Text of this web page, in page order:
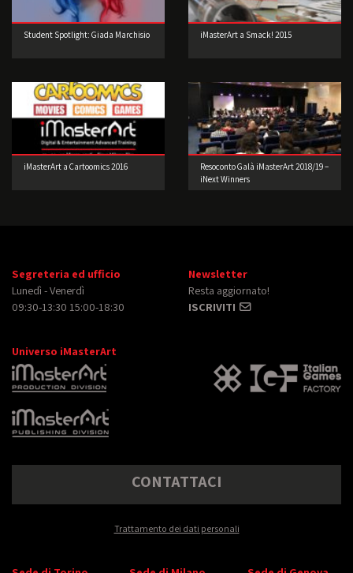
Student Spotlight: Giada Marchisio iMasterArt a Smack! 2015
iMasterArt a Cartoomics 2016
Resoconto Galà iMasterArt 2018/19 –
iNext Winners
Segreteria ed ufficio
Lunedì - Venerdì
09:30-13:30 15:00-18:30
Newsletter
Resta aggiornato!
ISCRIVITI
Universo iMasterArt
CONTATTACI
Trattamento dei dati personali